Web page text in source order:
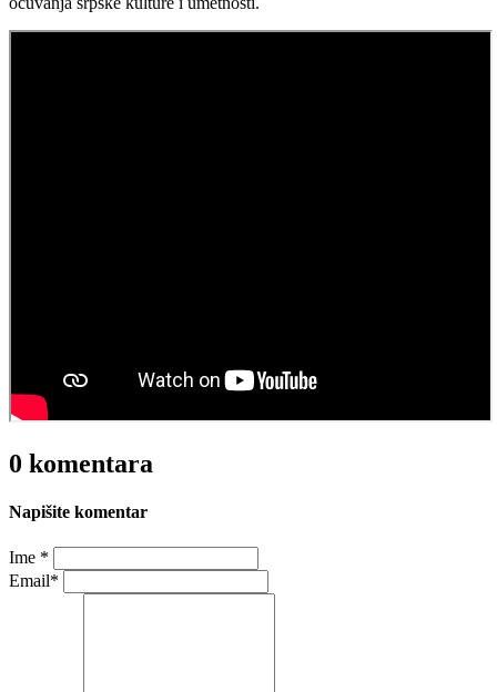
0 komentara
Napišite komentar
Ime *
Email*